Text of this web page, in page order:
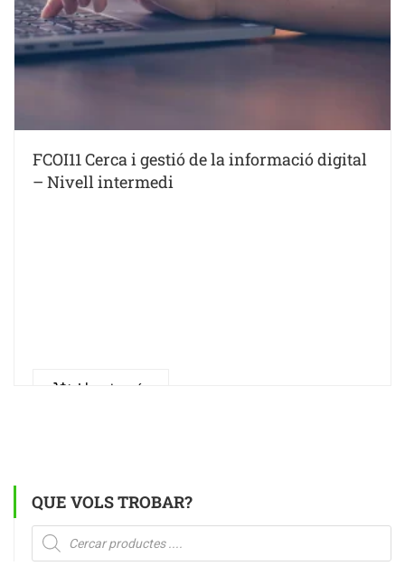
FCOI11 Cerca i gestió de la informació digital
– Nivell intermedi
Llegeix més
QUE VOLS TROBAR?
Products
search